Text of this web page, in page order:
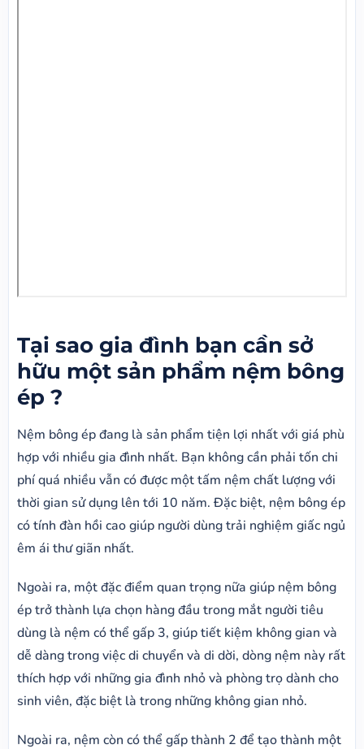
Tại sao gia đình bạn cần sở
hữu một sản phẩm nệm bông
ép ?
Nệm bông ép đang là sản phẩm tiện lợi nhất với giá phù
hợp với nhiều gia đình nhất. Bạn không cần phải tốn chi
phí quá nhiều vẫn có được một tấm nệm chất lượng với
thời gian sử dụng lên tới 10 năm. Đặc biệt, nệm bông ép
có tính đàn hồi cao giúp người dùng trải nghiệm giấc ngủ
êm ái thư giãn nhất.
Ngoài ra, một đặc điểm quan trọng nữa giúp nệm bông
ép trở thành lựa chọn hàng đầu trong mắt người tiêu
dùng là nệm có thể gấp 3, giúp tiết kiệm không gian và
dễ dàng trong việc di chuyển và di dời, dòng nệm này rất
thích hợp với những gia đình nhỏ và phòng trọ dành cho
sinh viên, đặc biệt là trong những không gian nhỏ.
Ngoài ra, nệm còn có thể gấp thành 2 để tạo thành một